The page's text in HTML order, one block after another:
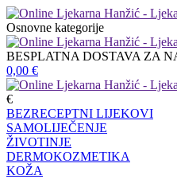
Osnovne kategorije
BESPLATNA DOSTAVA ZA
0,00 €
€
BEZRECEPTNI LIJEKOVI
SAMOLIJEČENJE
ŽIVOTINJE
DERMOKOZMETIKA
KOŽA